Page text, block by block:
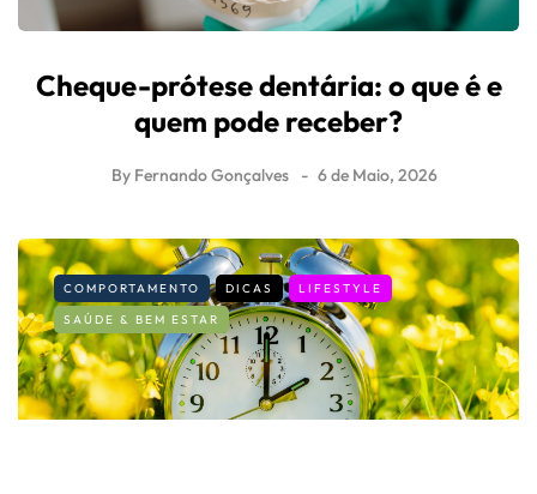
Cheque-prótese dentária: o que é e
quem pode receber?
By Fernando Gonçalves 6 de Maio, 2026
COMPORTAMENTO DICAS
LIFESTYLE
SAÚDE & BEM ESTAR